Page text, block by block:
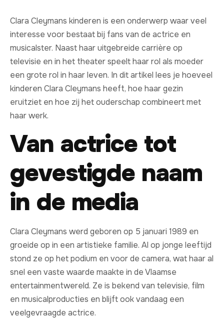
Clara Cleymans kinderen is een onderwerp waar veel
interesse voor bestaat bij fans van de actrice en
musicalster. Naast haar uitgebreide carrière op
televisie en in het theater speelt haar rol als moeder
een grote rol in haar leven. In dit artikel lees je hoeveel
kinderen Clara Cleymans heeft, hoe haar gezin
eruitziet en hoe zij het ouderschap combineert met
haar werk.
Van actrice tot
gevestigde naam
in de media
Clara Cleymans werd geboren op 5 januari 1989 en
groeide op in een artistieke familie. Al op jonge leeftijd
stond ze op het podium en voor de camera, wat haar al
snel een vaste waarde maakte in de Vlaamse
entertainmentwereld. Ze is bekend van televisie, film
en musicalproducties en blijft ook vandaag een
veelgevraagde actrice.